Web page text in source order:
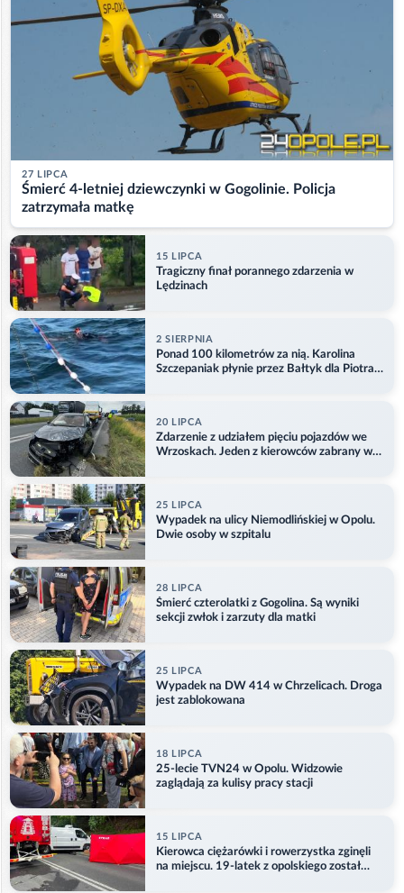
27 LIPCA
Śmierć 4-letniej dziewczynki w Gogolinie. Policja
zatrzymała matkę
15 LIPCA
Tragiczny finał porannego zdarzenia w
Lędzinach
2 SIERPNIA
Ponad 100 kilometrów za nią. Karolina
Szczepaniak płynie przez Bałtyk dla Piotra.
20 LIPCA
Zdarzenie z udziałem pięciu pojazdów we
Wrzoskach. Jeden z kierowców zabrany w
25 LIPCA
Wypadek na ulicy Niemodlińskiej w Opolu.
Dwie osoby w szpitalu
28 LIPCA
Śmierć czterolatki z Gogolina. Są wyniki
sekcji zwłok i zarzuty dla matki
25 LIPCA
Wypadek na DW 414 w Chrzelicach. Droga
jest zablokowana
18 LIPCA
25-lecie TVN24 w Opolu. Widzowie
zaglądają za kulisy pracy stacji
15 LIPCA
Kierowca ciężarówki i rowerzystka zginęli
na miejscu. 19-latek z opolskiego został